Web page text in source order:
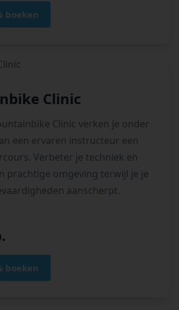
boeken
Clinic
Clinic verken je onder
een ervaren instructeur een
Verbeter je techniek en
prachtige omgeving terwijl je je
aanscherpt.
boeken